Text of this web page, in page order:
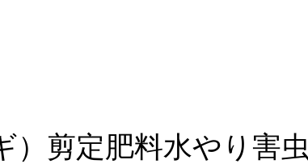
）剪定肥料水やり害虫